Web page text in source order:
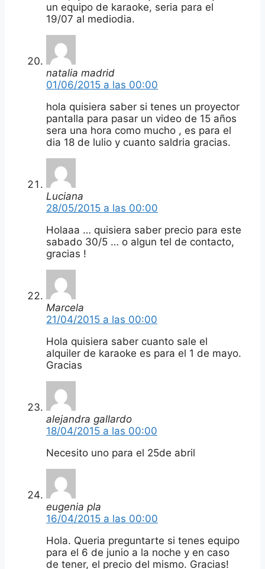
un equipo de karaoke, seria para el
19/07 al mediodia.
natalia madrid
01/06/2015 a las 00:00
hola quisiera saber si tenes un proyector
pantalla para pasar un video de 15 años
sera una hora como mucho , es para el
dia 18 de lulio y cuanto saldria gracias.
Luciana
28/05/2015 a las 00:00
Holaaa … quisiera saber precio para este
sabado 30/5 … o algun tel de contacto,
gracias !
Marcela
21/04/2015 a las 00:00
Hola quisiera saber cuanto sale el
alquiler de karaoke es para el 1 de mayo.
Gracias
alejandra gallardo
18/04/2015 a las 00:00
Necesito uno para el 25de abril
eugenia pla
16/04/2015 a las 00:00
Hola. Queria preguntarte si tenes equipo
para el 6 de junio a la noche y en caso
de tener, el precio del mismo. Gracias!